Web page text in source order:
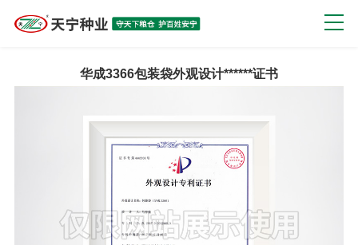
华成3366包装袋外观设计******证书